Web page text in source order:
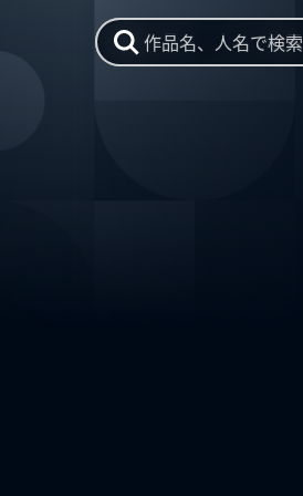
作品名、人名で検索